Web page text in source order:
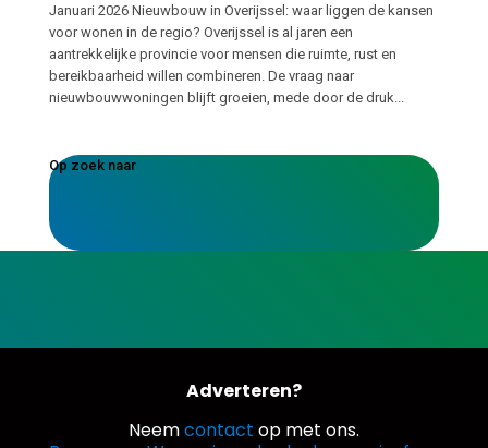
Januari 2026 Nieuwbouw in Overijssel: waar liggen de kansen
voor wonen in de regio? Overijssel is al jaren een
aantrekkelijke provincie voor mensen die ruimte, rust en
bereikbaarheid willen combineren. De vraag naar
nieuwbouwwoningen blijft groeien, mede door de druk...
Op zoek naar
Adverteren?
Neemcontact op met ons.